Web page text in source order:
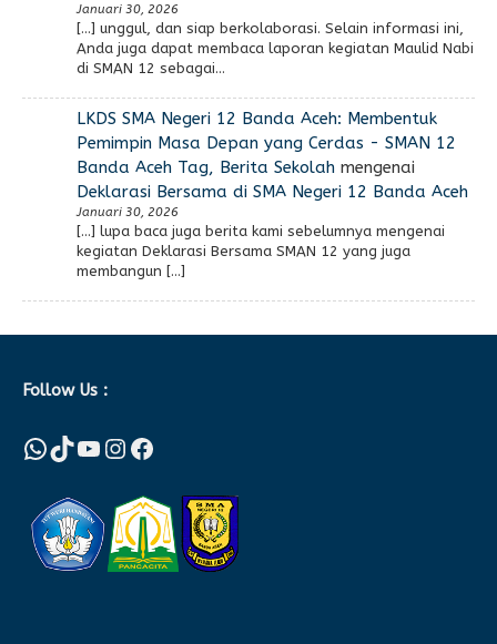
Januari 30, 2026
[…] unggul, dan siap berkolaborasi. Selain informasi ini,
Anda juga dapat membaca laporan kegiatan Maulid Nabi
di SMAN 12 sebagai…
LKDS SMA Negeri 12 Banda Aceh: Membentuk
Pemimpin Masa Depan yang Cerdas - SMAN 12
Banda Aceh Tag, Berita Sekolahmengenai
Deklarasi Bersama di SMA Negeri 12 Banda Aceh
Januari 30, 2026
[…] lupa baca juga berita kami sebelumnya mengenai
kegiatan Deklarasi Bersama SMAN 12 yang juga
membangun […]
Follow Us :
WhatsApp
TikTok
YouTube
Instagram
Facebook